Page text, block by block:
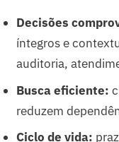
Decisões
íntegros e
auditoria,
Busca eficiente:
reduzem
Ciclo de vida: